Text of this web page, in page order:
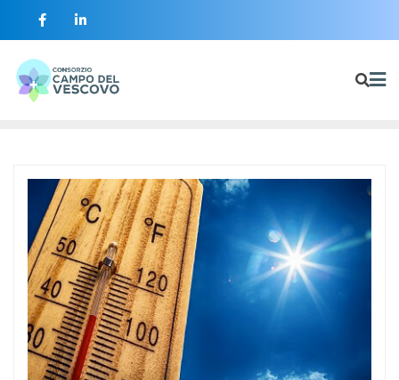
contenuto